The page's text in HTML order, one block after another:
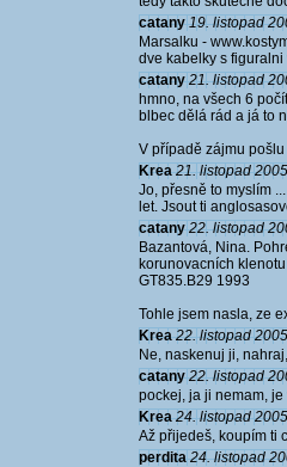
catany 19. listopad
Marsalku -
dve kabelky s
catany 21. listopad
hmno, na všech 6
blbec dělá rád a já to
V případě zájmu
Krea 21. listopad
Jo, přesně to myslím
let. Jsout ti
catany 22. listopad
Bazantová, Nina.
korunovacních
GT835.B29 1993
Tohle jsem nasla, ze
Krea 22. listopad
Ne, naskenuj ji,
catany 22. listopad
pockej, ja ji nemam,
Krea 24. listopad
Až přijedeš, koupím ti
perdita 24. listopad